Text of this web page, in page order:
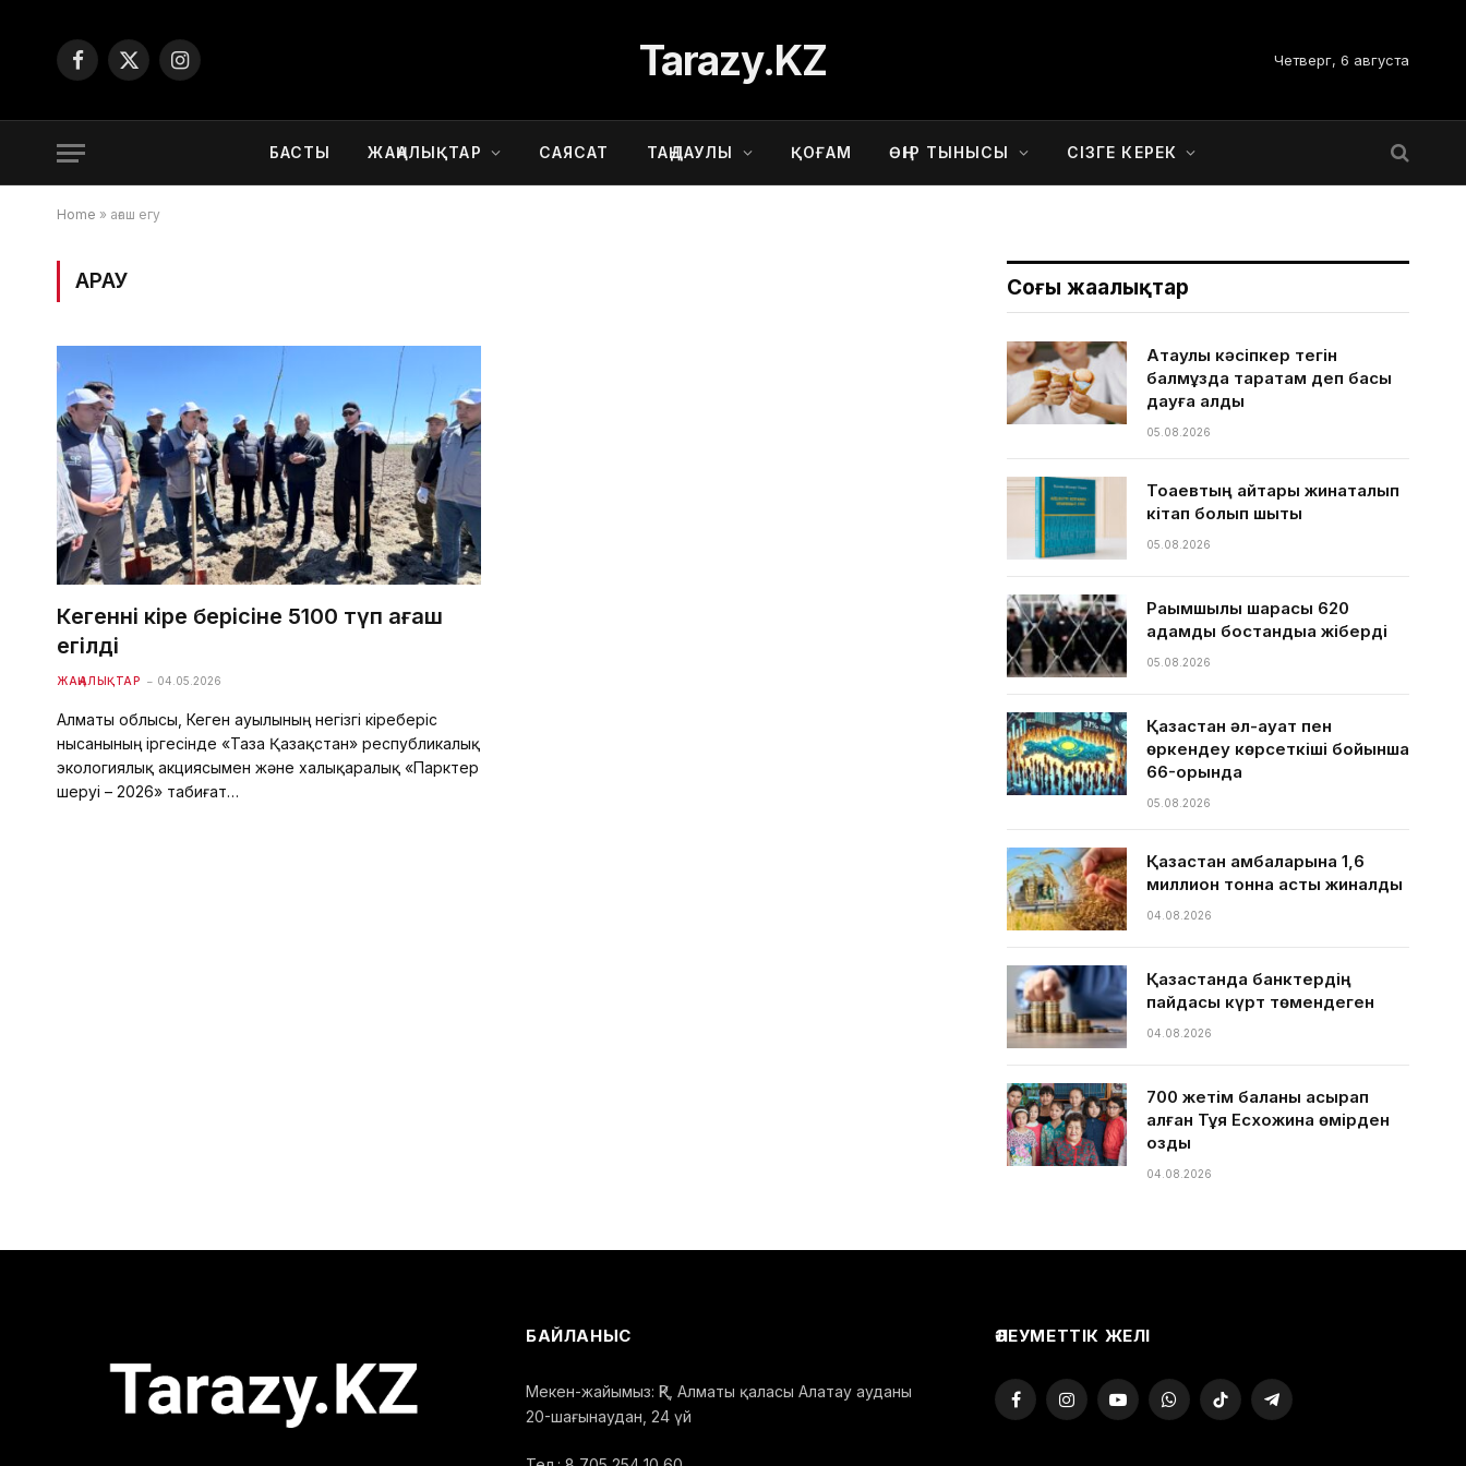
Facebook
X
Instagram Tarazy.KZ Четверг, 6 августа
БАСТЫ ЖАҢАЛЫҚТАР САЯСАТ ТАҢДАУЛЫ ҚОҒАМ ӨҢІР ТЫНЫСЫ СІЗГЕ КЕРЕК
Home » ағаш егу
ҚАРАУ
Кегеннің кіре берісіне 5100 түп ағаш
егілді
ЖАҢАЛЫҚТАР 04.05.2026
Алматы облысы, Кеген ауылының негізгі кіреберіс
нысанының іргесінде «Таза Қазақстан» республикалық
экологиялық акциясымен және халықаралық «Парктер
шеруі – 2026» табиғат…
Соңғы жаңалықтар
Ақтаулық кәсіпкер тегін
балмұздақ таратам деп басы
дауға қалды
05.08.2026
Тоқаевтың айтқары жинақталып
кітап болып шықты
05.08.2026
Рақымшылық шарасы 620
адамды бостандыққа жіберді
05.08.2026
Қазақстан әл-ауқат пен
өркендеу көрсеткіші бойынша
66-орында
05.08.2026
Қазақстан қамбаларына 1,6
миллион тонна астық жиналды
04.08.2026
Қазақстанда банктердің
пайдасы күрт төмендеген
04.08.2026
700 жетім баланы асырап
алған Тұяқ Есхожина өмірден
озды
04.08.2026
БАЙЛАНЫС
Мекен-жайымыз: ҚР, Алматы қаласы Алатау ауданы
20-шағынаудан, 24 үй
ӘЛЕУМЕТТІК ЖЕЛІ
FacebookInstagramYouTubeWhatsAppTikTok Telegram